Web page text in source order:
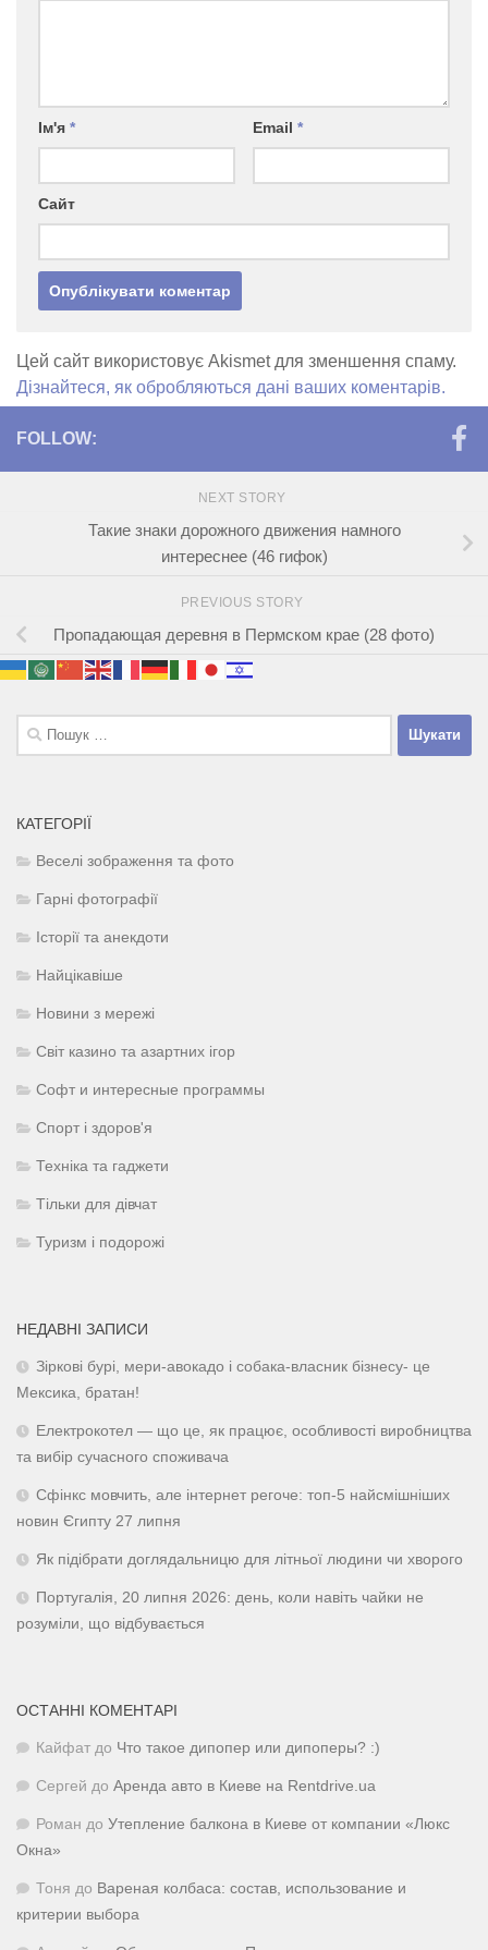
Ім'я * Email *
Сайт
Цей сайт використовує Akismet для зменшення спаму.
Дізнайтеся, як обробляються дані ваших коментарів.
FOLLOW:
NEXT STORY
Такие знаки дорожного движения намного
интереснее (46 гифок)
PREVIOUS STORY
Пропадающая деревня в Пермском крае (28 фото)
Пошук:
КАТЕГОРІЇ
Веселі зображення та фото
Гарні фотографії
Історії та анекдоти
Найцікавіше
Новини з мережі
Світ казино та азартних ігор
Софт и интересные программы
Спорт і здоров'я
Техніка та гаджети
Тільки для дівчат
Туризм і подорожі
НЕДАВНІ ЗАПИСИ
Зіркові бурі, мери-авокадо і собака-власник бізнесу- це
Мексика, братан!
Електрокотел — що це, як працює, особливості виробництва
та вибір сучасного споживача
Сфінкс мовчить, але інтернет регоче: топ-5 найсмішніших
новин Єгипту 27 липня
Як підібрати доглядальницю для літньої людини чи хворого
Португалія, 20 липня 2026: день, коли навіть чайки не
розуміли, що відбувається
ОСТАННІ КОМЕНТАРІ
Кайфат до Что такое дипопер или дипоперы? :)
Сергей до Аренда авто в Киеве на Rentdrive.ua
Роман до Утепление балкона в Киеве от компании «Люкс
Окна»
Тоня до Вареная колбаса: состав, использование и
критерии выбора